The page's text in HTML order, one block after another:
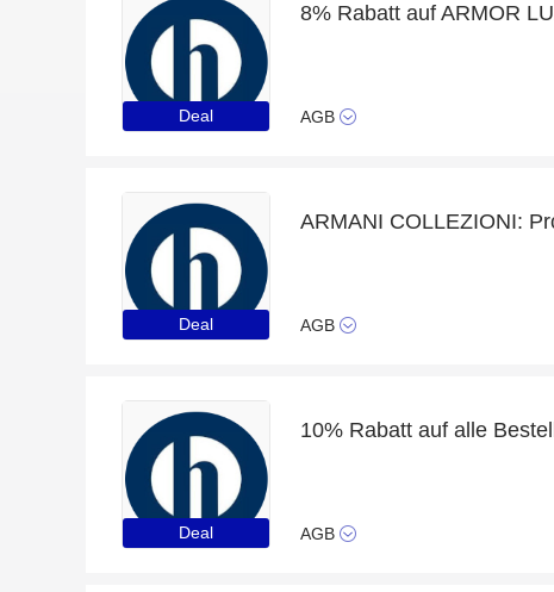
Deal
8% Rabatt auf ARMOR
AGB
Deal AGB
Deal AGB